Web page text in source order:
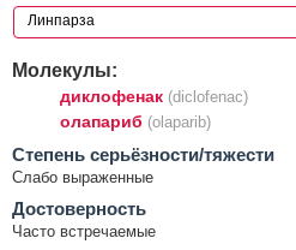
Молекулы:
диклофенак (diclofenac)
олапариб (olaparib)
Cтепень серьёзности/тяжести
Слабо выраженные
Достоверность
Часто встречаемые